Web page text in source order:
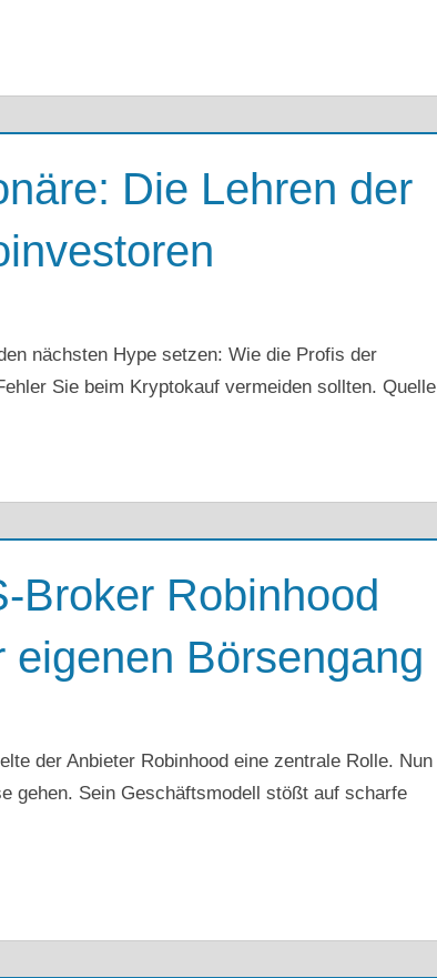
Die Lehren der
nächsten Hype setzen: Wie die Profis der
Sie beim Kryptokauf vermeiden sollten. Quelle
Broker Robinhood
eigenen Börsengang
der Anbieter Robinhood eine zentrale Rolle. Nun
gehen. Sein Geschäftsmodell stößt auf scharfe